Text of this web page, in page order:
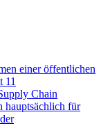
einer öffentlichen
11
Chain
hauptsächlich für